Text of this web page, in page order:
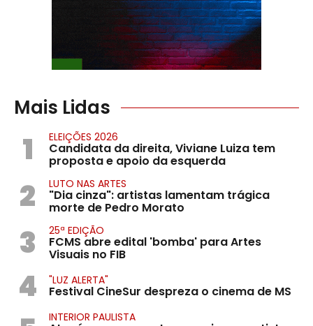
Mais Lidas
1 ELEIÇÕES 2026
Candidata da direita, Viviane Luiza tem
proposta e apoio da esquerda
2 LUTO NAS ARTES
"Dia cinza": artistas lamentam trágica
morte de Pedro Morato
3 25ª EDIÇÃO
FCMS abre edital 'bomba' para Artes
Visuais no FIB
4 "LUZ ALERTA"
Festival CineSur despreza o cinema de MS
INTERIOR PAULISTA